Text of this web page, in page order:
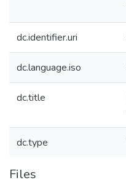
dc.identifier.uri
dc.language.iso
dc.title
dc.type
Files